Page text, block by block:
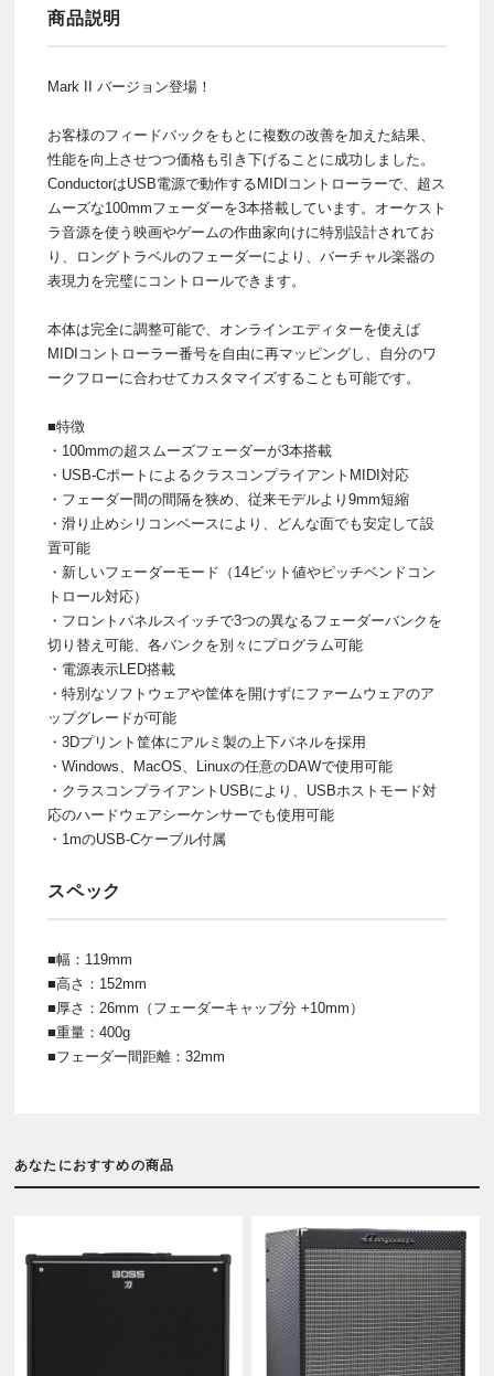
商品説明
Mark II バージョン登場！
お客様のフィードバックをもとに複数の改善を加えた結果、
性能を向上させつつ価格も引き下げることに成功しました。
ConductorはUSB電源で動作するMIDIコントローラーで、超ス
ムーズな100mmフェーダーを3本搭載しています。オーケスト
ラ音源を使う映画やゲームの作曲家向けに特別設計されてお
り、ロングトラベルのフェーダーにより、バーチャル楽器の
表現力を完璧にコントロールできます。
本体は完全に調整可能で、オンラインエディターを使えば
MIDIコントローラー番号を自由に再マッピングし、自分のワ
ークフローに合わせてカスタマイズすることも可能です。
■特徴
・100mmの超スムーズフェーダーが3本搭載
・USB-CポートによるクラスコンプライアントMIDI対応
・フェーダー間の間隔を狭め、従来モデルより9mm短縮
・滑り止めシリコンベースにより、どんな面でも安定して設
置可能
・新しいフェーダーモード（14ビット値やピッチベンドコン
トロール対応）
・フロントパネルスイッチで3つの異なるフェーダーバンクを
切り替え可能、各バンクを別々にプログラム可能
・電源表示LED搭載
・特別なソフトウェアや筐体を開けずにファームウェアのア
ップグレードが可能
・3Dプリント筐体にアルミ製の上下パネルを採用
・Windows、MacOS、Linuxの任意のDAWで使用可能
・クラスコンプライアントUSBにより、USBホストモード対
応のハードウェアシーケンサーでも使用可能
・1mのUSB-Cケーブル付属
スペック
■幅：119mm
■高さ：152mm
■厚さ：26mm（フェーダーキャップ分 +10mm）
■重量：400g
■フェーダー間距離：32mm
あなたにおすすめの商品